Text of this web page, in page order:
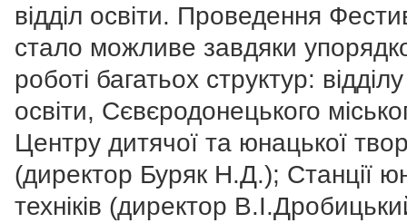
відділ освіти. Проведення
стало можливе завдяки
роботі багатьох структур: відділу
освіти, Сєвєродонецького
Центру дитячої та юнацької
(директор Буряк Н.Д.); Станції
техніків (директор